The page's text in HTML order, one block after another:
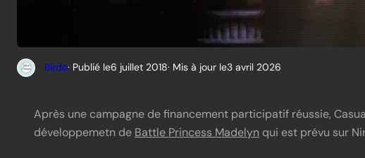
Birdo· Publié le6 juillet 2018· Mis à jour le3 avril 2026
Après une campagne de financement participatif réussie,
développemetn de Battle Princess Madelyn qui est prévu sur